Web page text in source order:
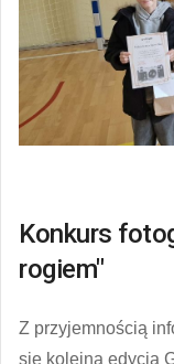
Konkurs
rogiem"
Z przyjemnością
się kolejna edycja